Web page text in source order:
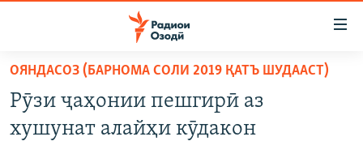
Ҷаҳиш
мояи
аслӣ
Ҷаҳиш
ГАПИ ОЗОД
РӮЗГОРИ МУҲОҶИР
ОЯНДАСОЗ (БАРНОМА СОЛИ 2019 ҚАТЪ ШУДААСТ)
Рӯзи ҷаҳонии пешгирӣ аз
хушунат алайҳи кӯдакон